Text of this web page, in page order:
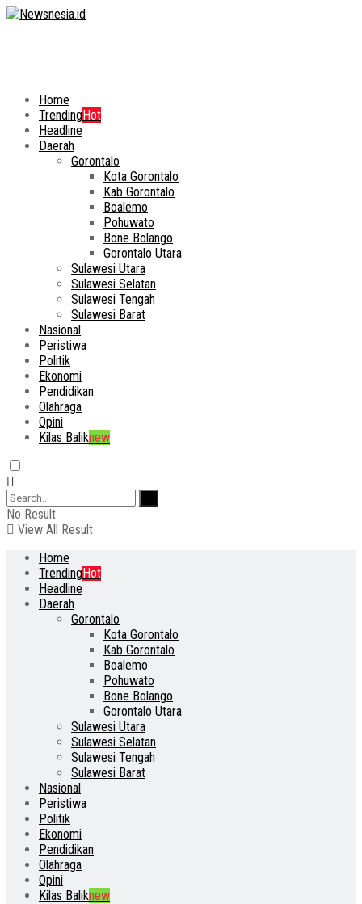
Home
TrendingHot
Headline
Daerah
Gorontalo
Kota Gorontalo
Kab Gorontalo
Boalemo
Pohuwato
Bone Bolango
Gorontalo Utara
Sulawesi Utara
Sulawesi Selatan
Sulawesi Tengah
Sulawesi Barat
Nasional
Peristiwa
Politik
Ekonomi
Pendidikan
Olahraga
Opini
Kilas Baliknew
No Result
View All Result
Home
TrendingHot
Headline
Daerah
Gorontalo
Kota Gorontalo
Kab Gorontalo
Boalemo
Pohuwato
Bone Bolango
Gorontalo Utara
Sulawesi Utara
Sulawesi Selatan
Sulawesi Tengah
Sulawesi Barat
Nasional
Peristiwa
Politik
Ekonomi
Pendidikan
Olahraga
Opini
Kilas Baliknew